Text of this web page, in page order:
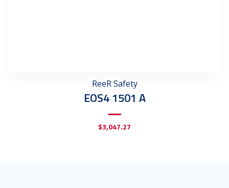
ReeR Safety
EOS4 1501 A
$3,047.27